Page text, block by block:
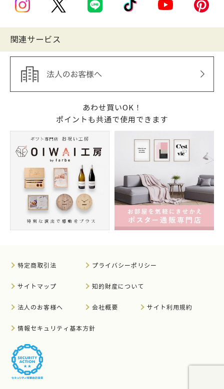
関連サービス
あわせ買いOK！
ポイントも共通で使用できます
特定商取引法 プライバシーポリシー
サイトマップ 知的財産について
法人のお客様へ 会社概要 サイト利用規約
情報セキュリティ基本方針